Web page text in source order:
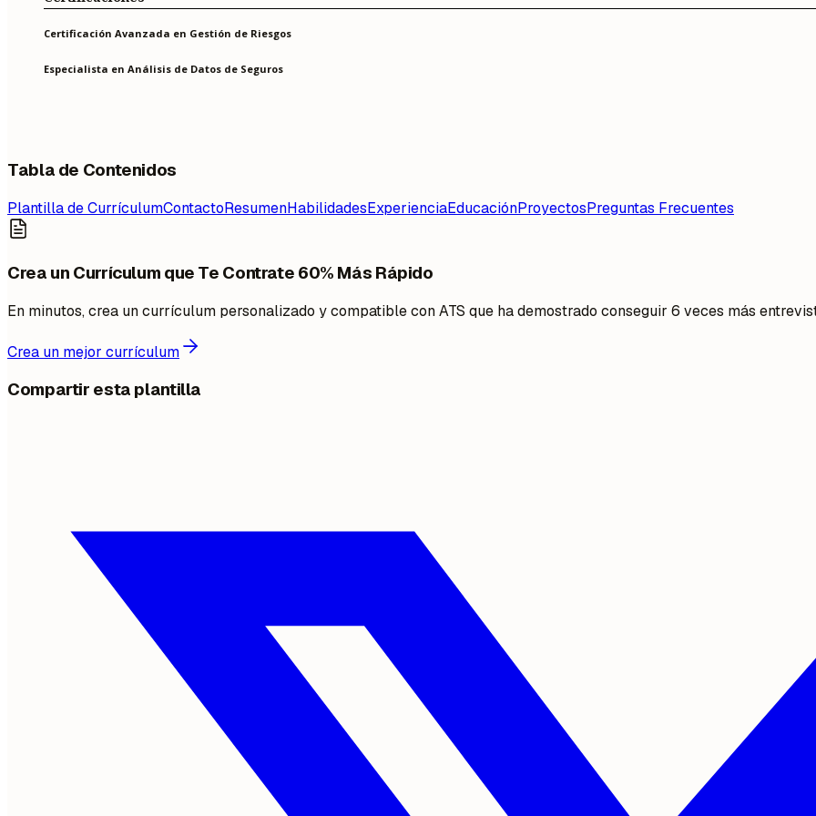
Certificación Avanzada en Gestión de Riesgos
Especialista en Análisis de Datos de Seguros
Tabla de Contenidos
Plantilla de CurrículumContactoResumenHabilidadesExperienciaEducaciónProyectosPreguntas Frecuentes
Crea un Currículum que Te Contrate 60% Más Rápido
En minutos, crea un currículum personalizado y compatible con ATS que ha demostrado conseguir 6 veces más
Crea un mejor currículum
Compartir esta plantilla